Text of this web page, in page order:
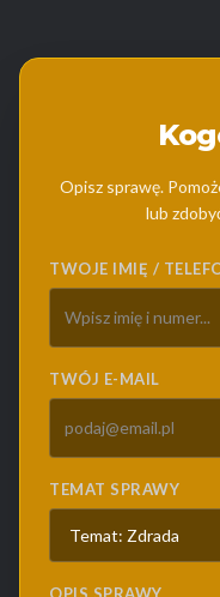
Opisz sprawę.
lub
TWOJE IMIĘ /
TWÓJ E-MAIL
TEMAT SPRAWY